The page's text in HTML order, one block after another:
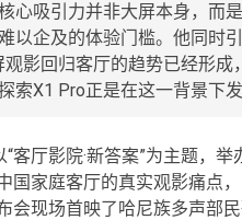
心吸引力并非大屏本身，而
以企及的体验门槛。他同时
影回归客厅的趋势已经形成
索X1 Pro正是在这一背景下发
客厅影院·新答案”为主题，
国家庭客厅的真实观影痛点
会现场首映了哈尼族多声部